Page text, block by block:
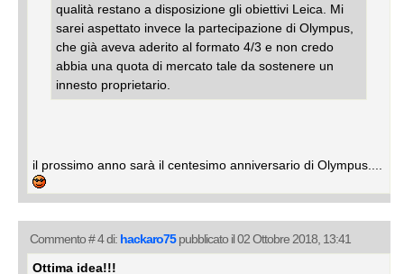
qualità restano a disposizione gli obiettivi Leica. Mi
sarei aspettato invece la partecipazione di Olympus,
che già aveva aderito al formato 4/3 e non credo
abbia una quota di mercato tale da sostenere un
innesto proprietario.
il prossimo anno sarà il centesimo anniversario di Olympus....
Commento # 4 di: hackaro75pubblicato il 02 Ottobre 2018, 13:41
Ottima idea!!!